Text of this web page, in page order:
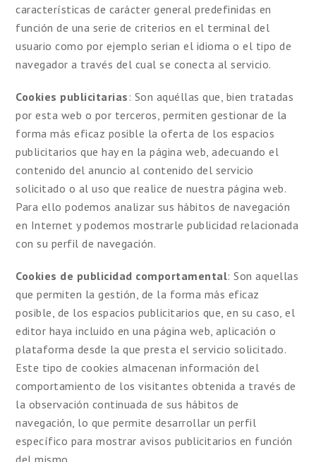
características de carácter general predefinidas en
función de una serie de criterios en el terminal del
usuario como por ejemplo serian el idioma o el tipo de
navegador a través del cual se conecta al servicio.
Cookies publicitarias : Son aquéllas que, bien tratadas
por esta web o por terceros, permiten gestionar de la
forma más eficaz posible la oferta de los espacios
publicitarios que hay en la página web, adecuando el
contenido del anuncio al contenido del servicio
solicitado o al uso que realice de nuestra página web.
Para ello podemos analizar sus hábitos de navegación
en Internet y podemos mostrarle publicidad relacionada
con su perfil de navegación.
Cookies de publicidad comportamental: Son aquellas
que permiten la gestión, de la forma más eficaz
posible, de los espacios publicitarios que, en su caso, el
editor haya incluido en una página web, aplicación o
plataforma desde la que presta el servicio solicitado.
Este tipo de cookies almacenan información del
comportamiento de los visitantes obtenida a través de
la observación continuada de sus hábitos de
navegación, lo que permite desarrollar un perfil
específico para mostrar avisos publicitarios en función
del mismo.